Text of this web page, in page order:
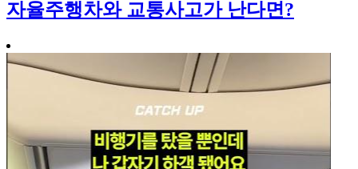
자율주행차와 교통사고가 난다면?